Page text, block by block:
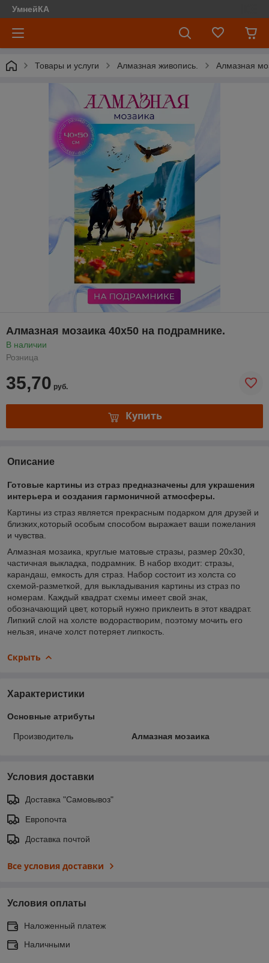
УмнейКА
Товары и услуги Алмазная живопись. Алмазная
Алмазная мозаика 40х50 на подрамнике.
В наличии
Розница
35,70 руб.
Купить
Описание
Готовые картины из страз предназначены для украшения
интерьера и создания гармоничной атмосферы.
Картины из страз является прекрасным подарком для друзей и
близких,который особым способом выражает ваши пожелания
и чувства.
Алмазная мозаика, круглые матовые стразы, размер 20x30,
частичная выкладка, подрамник. В набор входит: стразы,
карандаш, емкость для страз. Набор состоит из холста со
схемой-разметкой, для выкладывания картины из страз по
номерам. Каждый квадрат схемы имеет свой знак,
обозначающий цвет, который нужно приклеить в этот квадрат.
Липкий слой на холсте водорастворим, поэтому мочить его
нельзя, иначе холст потеряет липкость.
Скрыть
Характеристики
Основные атрибуты
Производитель Алмазная мозаика
Условия доставки
Доставка "Самовывоз"
Европочта
Доставка почтой
Все условия доставки
Условия оплаты
Наложенный платеж
Наличными